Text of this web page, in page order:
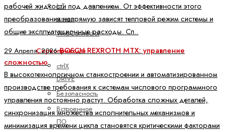
IoT
шлюз
WebConnector
Сервоприводы
ctrlX
DRIVE
Безопасность
Встроенное
ПО
рабочей жидкости под давлением. От эффективности этого
преобразования напрямую зависят тепловой режим системы и
общие эксплуатационные расходы. Сп..
29 Апреля, 2026BOSCH REXROTH MTX: управление
сложностью
В высокотехнологичном станкостроении и автоматизированном
производстве требования к системам числового программного
управления постоянно растут. Обработка сложных деталей,
синхронизация множества исполнительных механизмов и
минимизация времени цикла становятся критическими факторами